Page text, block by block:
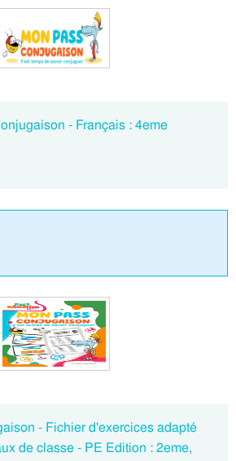
- Français : 4eme
- Fichier d'exercices adapté
de classe - PE Edition : 2eme,